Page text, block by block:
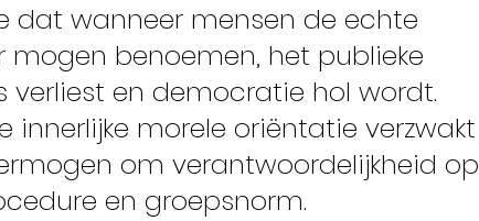
dat wanneer mensen de echte
benoemen, het publieke
verliest en democratie hol wordt.
innerlijke morele oriëntatie verzwakt
om verantwoordelijkheid op
en groepsnorm.